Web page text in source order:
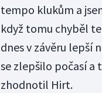
tempo klukům a
když tomu chyběl
dnes v závěru lepší
se zlepšilo počasí a
zhodnotil Hirt.